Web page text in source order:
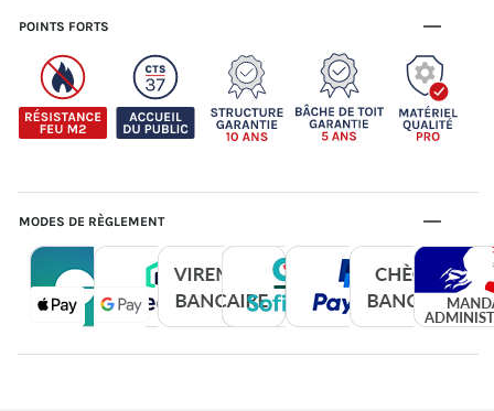
POINTS FORTS
MODES DE RÈGLEMENT